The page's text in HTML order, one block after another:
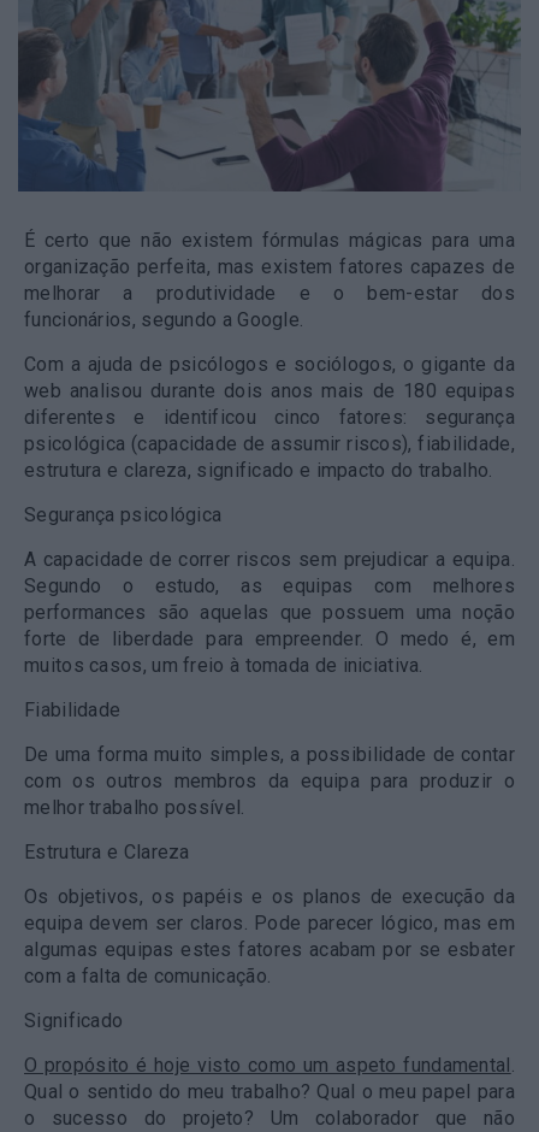
É certo que não existem fórmulas mágicas para uma
organização perfeita, mas existem fatores capazes de
melhorar a produtividade e o bem-estar dos
funcionários, segundo a Google.
Com a ajuda de psicólogos e sociólogos, o gigante da
web analisou durante dois anos mais de 180 equipas
diferentes e identificou cinco fatores: segurança
psicológica (capacidade de assumir riscos), fiabilidade,
estrutura e clareza, significado e impacto do trabalho.
Segurança psicológica
A capacidade de correr riscos sem prejudicar a equipa.
Segundo o estudo, as equipas com melhores
performances são aquelas que possuem uma noção
forte de liberdade para empreender. O medo é, em
muitos casos, um freio à tomada de iniciativa.
Fiabilidade
De uma forma muito simples, a possibilidade de contar
com os outros membros da equipa para produzir o
melhor trabalho possível.
Estrutura e Clareza
Os objetivos, os papéis e os planos de execução da
equipa devem ser claros. Pode parecer lógico, mas em
algumas equipas estes fatores acabam por se esbater
com a falta de comunicação.
Significado
O propósito é hoje visto como um aspeto fundamental .
Qual o sentido do meu trabalho? Qual o meu papel para
o sucesso do projeto? Um colaborador que não